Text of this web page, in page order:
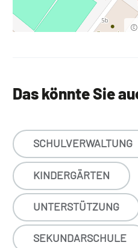
©
Das könnte Sie
SCHULVERWALTUNG
KINDERGÄRTEN
UNTERSTÜTZUNG
SEKUNDARSCHULE